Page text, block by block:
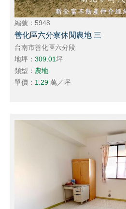
編號：5948
善化區六分寮休閒農地 三
台南市善化區六分段
地坪：309.01坪
類型： 農地
單價： 1.29 萬／坪